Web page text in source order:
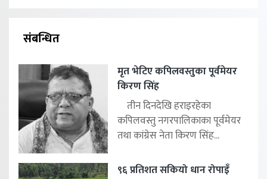
संबन्धित
मृत भेटिए कपिलवस्तुका पूर्वमेयर
किरण सिंह
तीन दिनदेखि हराइरहेका
कपिलवस्तु नगरपालिकाका पूर्वमेयर
तथा कांग्रेस नेता किरण सिंह...
९६ प्रतिशत सकियो धान रोपाइँ